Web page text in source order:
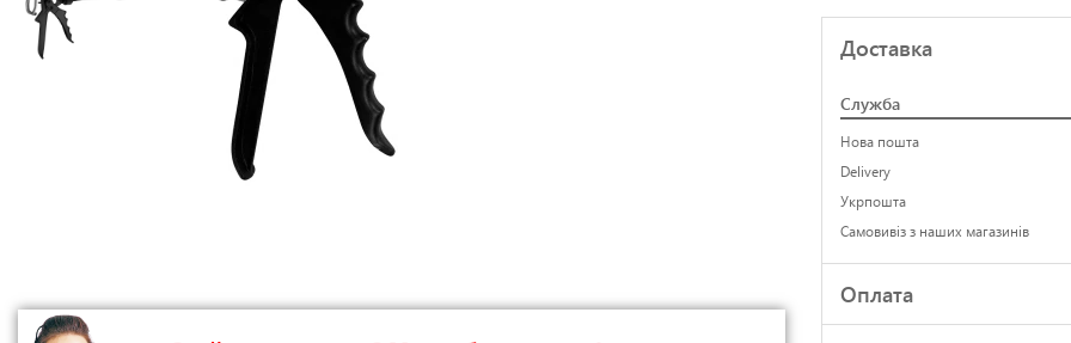
Доставка
Служба
Нова пошта
Delivery
Укрпошта
Самовивіз з наших магазинів
Оплата